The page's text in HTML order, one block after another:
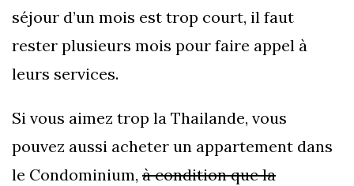
séjour d’un mois est trop court, il faut
rester plusieurs mois pour faire appel à
leurs services.
Si vous aimez trop la Thailande, vous
pouvez aussi acheter un appartement dans
le Condominium, à condition que la